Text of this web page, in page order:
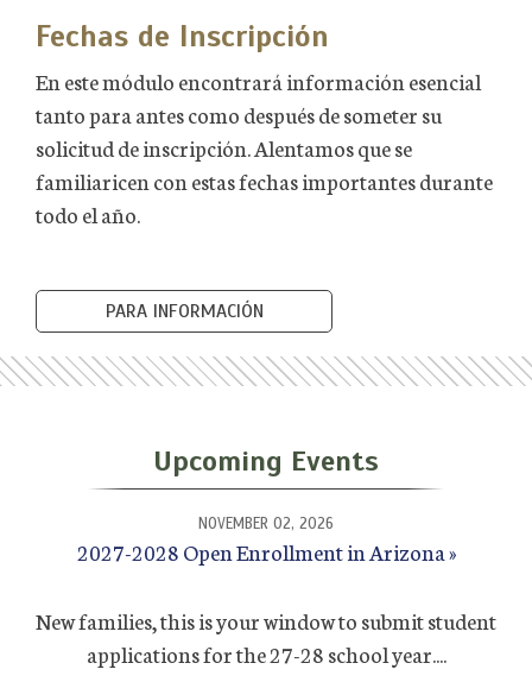
Fechas de Inscripción
En este módulo encontrará información esencial
tanto para antes como después de someter su
solicitud de inscripción. Alentamos que se
familiaricen con estas fechas importantes durante
todo el año.
PARA INFORMACIÓN
Upcoming Events
NOVEMBER 02, 2026
2027-2028 Open Enrollment in Arizona
New families, this is your window to submit student
applications for the 27-28 school year....